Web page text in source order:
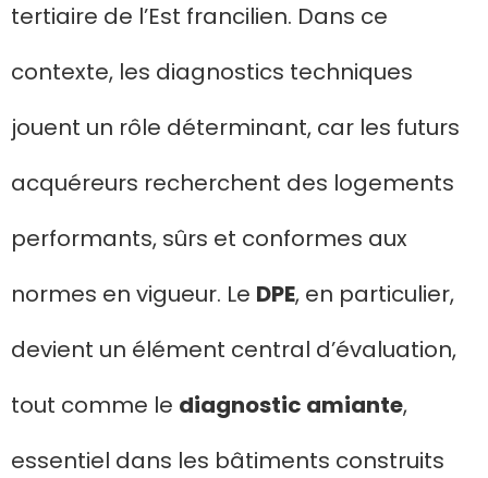
tertiaire de l’Est francilien. Dans ce
contexte, les diagnostics techniques
jouent un rôle déterminant, car les futurs
acquéreurs recherchent des logements
performants, sûrs et conformes aux
normes en vigueur. Le DPE, en particulier,
devient un élément central d’évaluation,
tout comme le diagnostic amiante,
essentiel dans les bâtiments construits